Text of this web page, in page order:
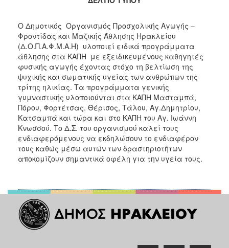
2016
2015
2013
2012
2011
2010
2006
ΔΗΜΟΤΗΣ
ΕΠΙΣΚΕΠΤΗΣ
ΗΡΑΚΛΕΙΟ
Ο Δημοτικός Οργανισμός Προσχολικής Αγωγής –
Φροντίδας και Μαζικής Άθλησης Ηρακλείου
(Δ.Ο.Π.Α.Φ.Μ.Α.Η) υλοποιεί ειδικά προγράμματα
άθλησης στα ΚΑΠΗ με εξειδικευμένους καθηγητές
φυσικής αγωγής έχοντας στόχο τη βελτίωση της
ψυχικής και σωματικής υγείας των ανθρώπων της
τρίτης ηλικίας. Τα προγράμματα γενικής
γυμναστικής υλοποιούνται στα ΚΑΠΗ Μασταμπά,
Πόρου, Φορτέτσας. Θέρισος, Τάλου, Αγ.Δημητρίου,
Κατσαμπά και τώρα και στο ΚΑΠΗ του Αγ. Ιωάννη
Κνωσσού. Το Δ.Σ. του οργανισμού καλεί τους
ενδιαφερόμενους να εκδηλώσουν το ενδιαφέρον
τους καθώς μέσω αυτών των δραστηριοτήτων
αποκομίζουν σημαντικά οφέλη για την υγεία τους.